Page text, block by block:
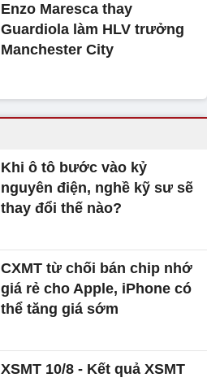
Enzo Maresca thay
Guardiola làm HLV trưởng
Manchester City
Khi ô tô bước vào kỷ
nguyên điện, nghề kỹ sư sẽ
thay đổi thế nào?
CXMT từ chối bán chip nhớ
giá rẻ cho Apple, iPhone có
thể tăng giá sớm
XSMT 10/8 - Kết quả XSMT